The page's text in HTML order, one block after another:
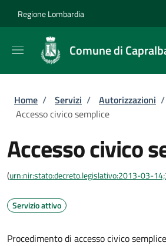
Regione Lombardia
Comune di
Briciole di pane
Home / Servizi / Autorizzazioni /
Accesso civico semplice
Accesso civico
(urn:nir:stato:decreto.legislativo:2013-03-
Servizio attivo
Procedimento di accesso civico semplice